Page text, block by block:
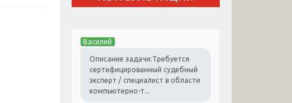
Василий
Описание задачи:Требуется
сертифицированный судебный
эксперт / специалист в области
компьютерно-т...